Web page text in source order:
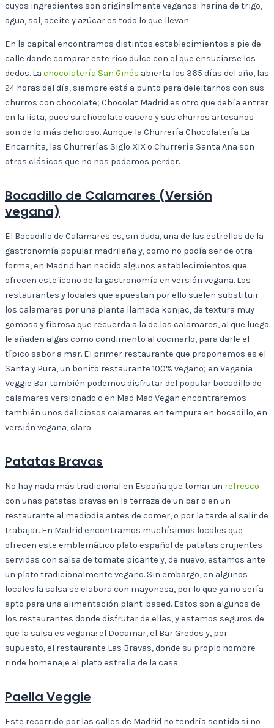
cuyos ingredientes son originalmente veganos: harina de trigo,
agua, sal, aceite y azúcar es todo lo que llevan.
En la capital encontramos distintos establecimientos a pie de
calle donde comprar este rico dulce con el que ensuciarse los
dedos. La chocolatería San Ginés abierta los 365 días del año, las
24 horas del día, siempre está a punto para deleitarnos con sus
churros con chocolate; Chocolat Madrid es otro que debía entrar
en la lista, pues su chocolate casero y sus churros artesanos
son de lo más delicioso. Aunque la Churrería Chocolatería La
Encarnita, las Churrerías Siglo XIX o Churrería Santa Ana son
otros clásicos que no nos podemos perder.
Bocadillo de Calamares (Versión
vegana)
El Bocadillo de Calamares es, sin duda, una de las estrellas de la
gastronomía popular madrileña y, como no podía ser de otra
forma, en Madrid han nacido algunos establecimientos que
ofrecen este icono de la gastronomía en versión vegana. Los
restaurantes y locales que apuestan por ello suelen substituir
los calamares por una planta llamada konjac, de textura muy
gomosa y fibrosa que recuerda a la de los calamares, al que luego
le añaden algas como condimento al cocinarlo, para darle el
típico sabor a mar. El primer restaurante que proponemos es el
Santa y Pura, un bonito restaurante 100% vegano; en Vegania
Veggie Bar también podemos disfrutar del popular bocadillo de
calamares versionado o en Mad Mad Vegan encontraremos
también unos deliciosos calamares en tempura en bocadillo, en
versión vegana, claro.
Patatas Bravas
No hay nada más tradicional en España que tomar un refresco
con unas patatas bravas en la terraza de un bar o en un
restaurante al mediodía antes de comer, o por la tarde al salir de
trabajar. En Madrid encontramos muchísimos locales que
ofrecen este emblemático plato español de patatas crujientes
servidas con salsa de tomate picante y, de nuevo, estamos ante
un plato tradicionalmente vegano. Sin embargo, en algunos
locales la salsa se elabora con mayonesa, por lo que ya no sería
apto para una alimentación plant-based. Estos son algunos de
los restaurantes donde disfrutar de ellas, y estamos seguros de
que la salsa es vegana: el Docamar, el Bar Gredos y, por
supuesto, el restaurante Las Bravas, donde su propio nombre
rinde homenaje al plato estrella de la casa.
Paella Veggie
Este recorrido por las calles de Madrid no tendría sentido si no